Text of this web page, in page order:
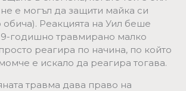
е могъл да защити майка си
обича). Реакцията на Уил беше
9-годишно травмирано малко
реагира по начина, по който
е искало да реагира тогава.
травма дава право на